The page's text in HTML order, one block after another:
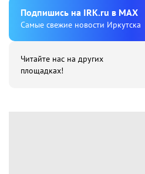
Подпишиcь на IRK.ru в MAX
Cамые свежие новости Иркутска
Читайте нас на других
площадках!